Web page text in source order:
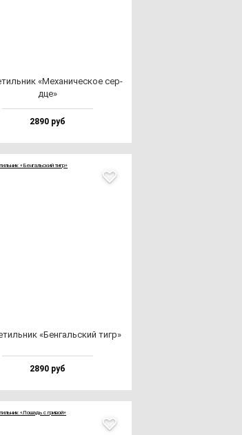
«Меха­ни­чес­кое сер­
дце»
2890 руб
«Бен­галь­ский тигр»
2890 руб